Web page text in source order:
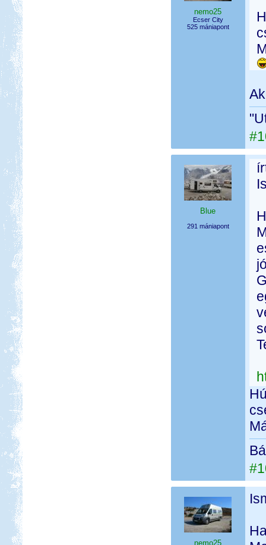
nemo25
Ecser City
525 mániapont
Blue
291 mániapont
nemo25